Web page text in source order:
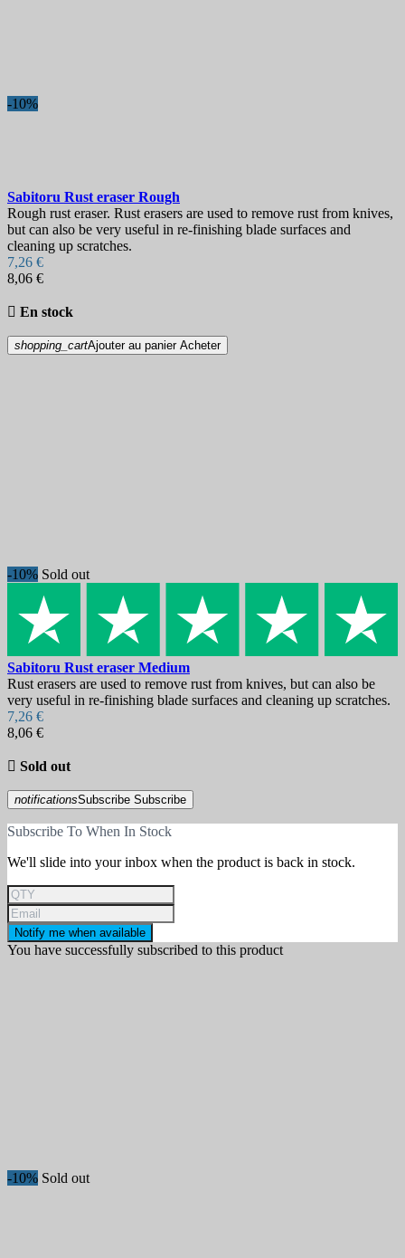
-10%
Sabitoru Rust eraser Rough
Rough rust eraser. Rust erasers are used to remove rust from knives,
but can also be very useful in re-finishing blade surfaces and
cleaning up scratches.
7,26 €
8,06 €
 En stock
shopping_cartAjouter au panier Acheter
-10% Sold out
Sabitoru Rust eraser Medium
Rust erasers are used to remove rust from knives, but can also be
very useful in re-finishing blade surfaces and cleaning up scratches.
7,26 €
8,06 €
 Sold out
notificationsSubscribe Subscribe
Subscribe To When In Stock
We'll slide into your inbox when the product is back in stock.
Notify me when available
You have successfully subscribed to this product
-10% Sold out